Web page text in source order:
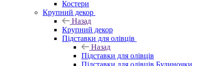
Костери
Крупний декор
Назад
Крупний декор
Підставки для олівців
Назад
Підставки для олівців